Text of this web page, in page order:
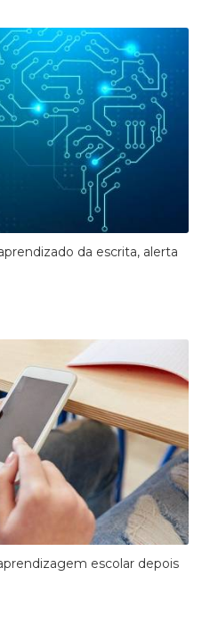
da escrita, alerta
escolar depois